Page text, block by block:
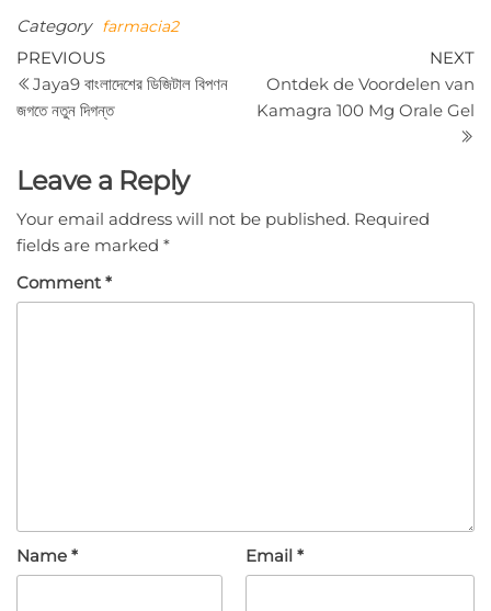
Category farmacia2
Post
navigation
Previous
Post
PREVIOUS
Jaya9 বাংলাদেশের ডিজিটাল বিপণন
জগতে নতুন দিগন্ত
NEXT
Ontdek de Voordelen van
Kamagra 100 Mg Orale Gel
Leave a Reply
Your email address will not be published. Required
fields are marked *
Comment *
Name * Email *